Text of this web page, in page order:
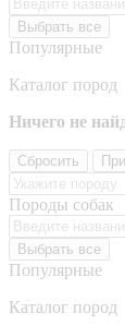
Выбрать все
Популярные
Каталог пород
Ничего не
Сбросить
Породы собак
Выбрать все
Популярные
Каталог пород